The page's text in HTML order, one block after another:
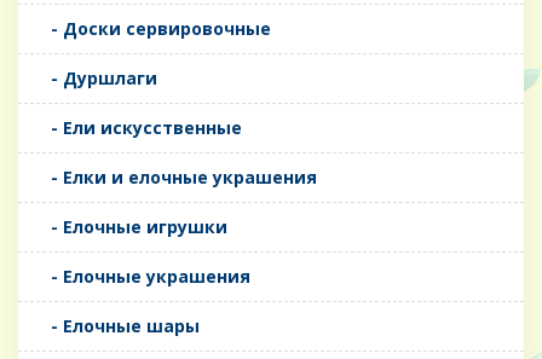
- Доски сервировочные
- Дуршлаги
- Ели искусственные
- Елки и елочные украшения
- Елочные игрушки
- Елочные украшения
- Елочные шары